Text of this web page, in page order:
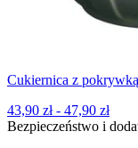
Cukiernica z
43,90 zł - 47,90 zł
Bezpieczeństwo i